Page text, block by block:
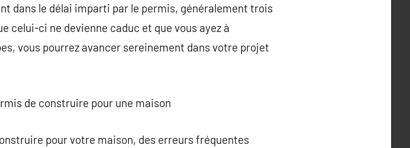
dans le délai imparti par le permis, généralement trois
celui-ci ne devienne caduc et que vous ayez à
vous pourrez avancer sereinement dans votre projet
de construire pour une maison
pour votre maison, des erreurs fréquentes